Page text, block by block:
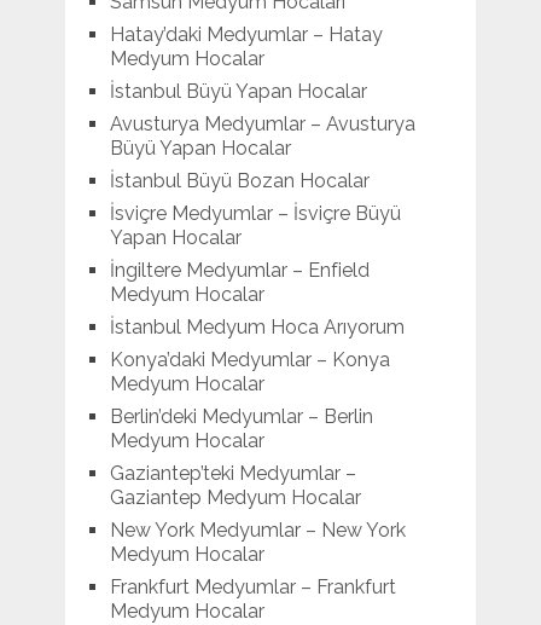
Hatay’daki Medyumlar – Hatay
Medyum Hocalar
İstanbul Büyü Yapan Hocalar
Avusturya Medyumlar – Avusturya
Büyü Yapan Hocalar
İstanbul Büyü Bozan Hocalar
İsviçre Medyumlar – İsviçre Büyü
Yapan Hocalar
İngiltere Medyumlar – Enfield
Medyum Hocalar
İstanbul Medyum Hoca Arıyorum
Konya’daki Medyumlar – Konya
Medyum Hocalar
Berlin’deki Medyumlar – Berlin
Medyum Hocalar
Gaziantep’teki Medyumlar –
Gaziantep Medyum Hocalar
New York Medyumlar – New York
Medyum Hocalar
Frankfurt Medyumlar – Frankfurt
Medyum Hocalar